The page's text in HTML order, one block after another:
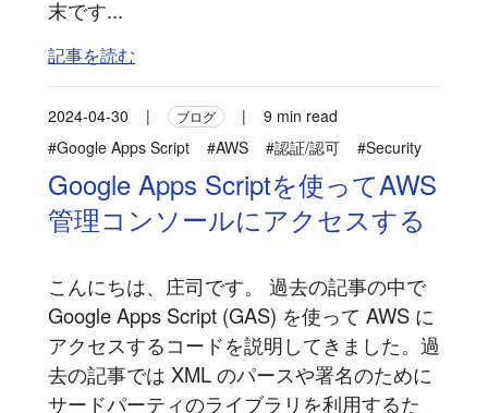
末です...
記事を読む
2024-04-30 | ブログ |
9 min read
#Google Apps Script
#AWS #認証/認可 #Security
Google Apps Scriptを使ってAWS
管理コンソールにアクセスする
こんにちは、庄司です。 過去の記事の中で
Google Apps Script (GAS) を使って AWS に
アクセスするコードを説明してきました。過
去の記事では XML のパースや署名のために
サードパーティのライブラリを利用するた